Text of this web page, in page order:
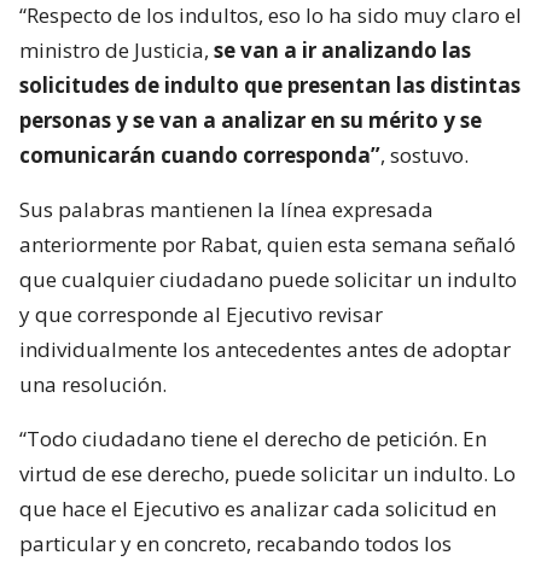
“Respecto de los indultos, eso lo ha sido muy claro el
ministro de Justicia, se van a ir analizando las
solicitudes de indulto que presentan las distintas
personas y se van a analizar en su mérito y se
comunicarán cuando corresponda”, sostuvo.
Sus palabras mantienen la línea expresada
anteriormente por Rabat, quien esta semana señaló
que cualquier ciudadano puede solicitar un indulto
y que corresponde al Ejecutivo revisar
individualmente los antecedentes antes de adoptar
una resolución.
“Todo ciudadano tiene el derecho de petición. En
virtud de ese derecho, puede solicitar un indulto. Lo
que hace el Ejecutivo es analizar cada solicitud en
particular y en concreto, recabando todos los